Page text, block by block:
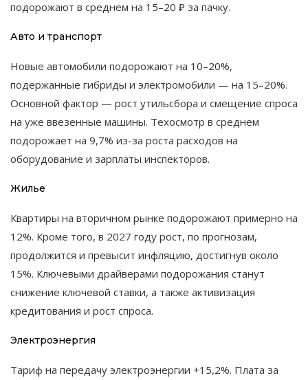
подорожают в среднем на 15–20 ₽ за пачку.
Авто и транспорт
Новые автомобили подорожают на 10–20%,
подержанные гибриды и электромобили — на 15–20%.
Основной фактор — рост утильсбора и смещение спроса
на уже ввезенные машины. Техосмотр в среднем
подорожает на 9,7% из-за роста расходов на
оборудование и зарплаты инспекторов.
Жилье
Квартиры на вторичном рынке подорожают примерно на
12%. Кроме того, в 2027 году рост, по прогнозам,
продолжится и превысит инфляцию, достигнув около
15%. Ключевыми драйверами подорожания станут
снижение ключевой ставки, а также активизация
кредитования и рост спроса.
Электроэнергия
Тариф на передачу электроэнергии +15,2%. Плата за